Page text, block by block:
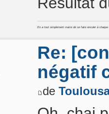
En a tout simplement marre de se faire enculer à
Re:
négatif
de